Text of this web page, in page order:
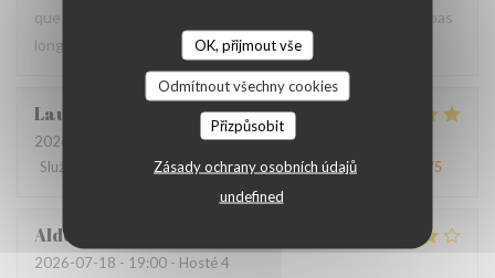
OK, přijmout vše
Odmítnout všechny cookies
Přizpůsobit
Zásady ochrany osobních údajů
undefined
que ravis de votre restaurant et nous y reviendrons dans pas
longtemps.
Laurence
2026-07-20
- 19:30 - Hosté 4
Služba
Atmosféra:4/5 Kuchyně: 5/5 Kvalita / Cena /5
Aldo
2026-07-18 - 19:00 - Hosté 4